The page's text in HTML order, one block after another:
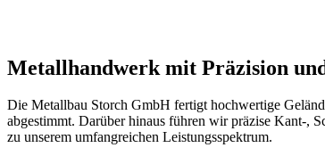
Metallhandwerk mit Präzision
Die Metallbau Storch GmbH fertigt hochwertige
abgestimmt. Darüber hinaus führen wir präzise Kant-,
zu unserem umfangreichen Leistungsspektrum.